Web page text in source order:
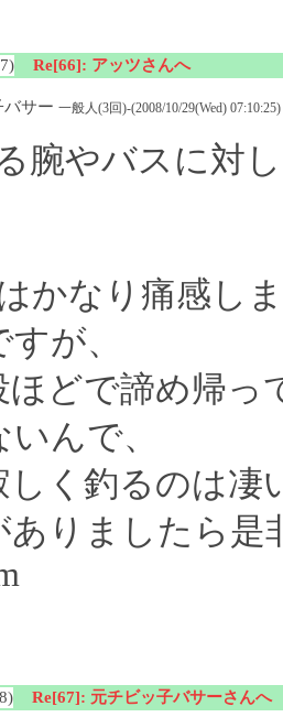
Re[66]: アッツさんへ
サー 一般人(3回)-(2008/10/29(Wed) 07:10:25)
腕やバスに対
かなり痛感し
が、
ほどで諦め帰
んで、
しく釣るのは凄
ありましたら
Re[67]: 元チビッ子バサーさんへ